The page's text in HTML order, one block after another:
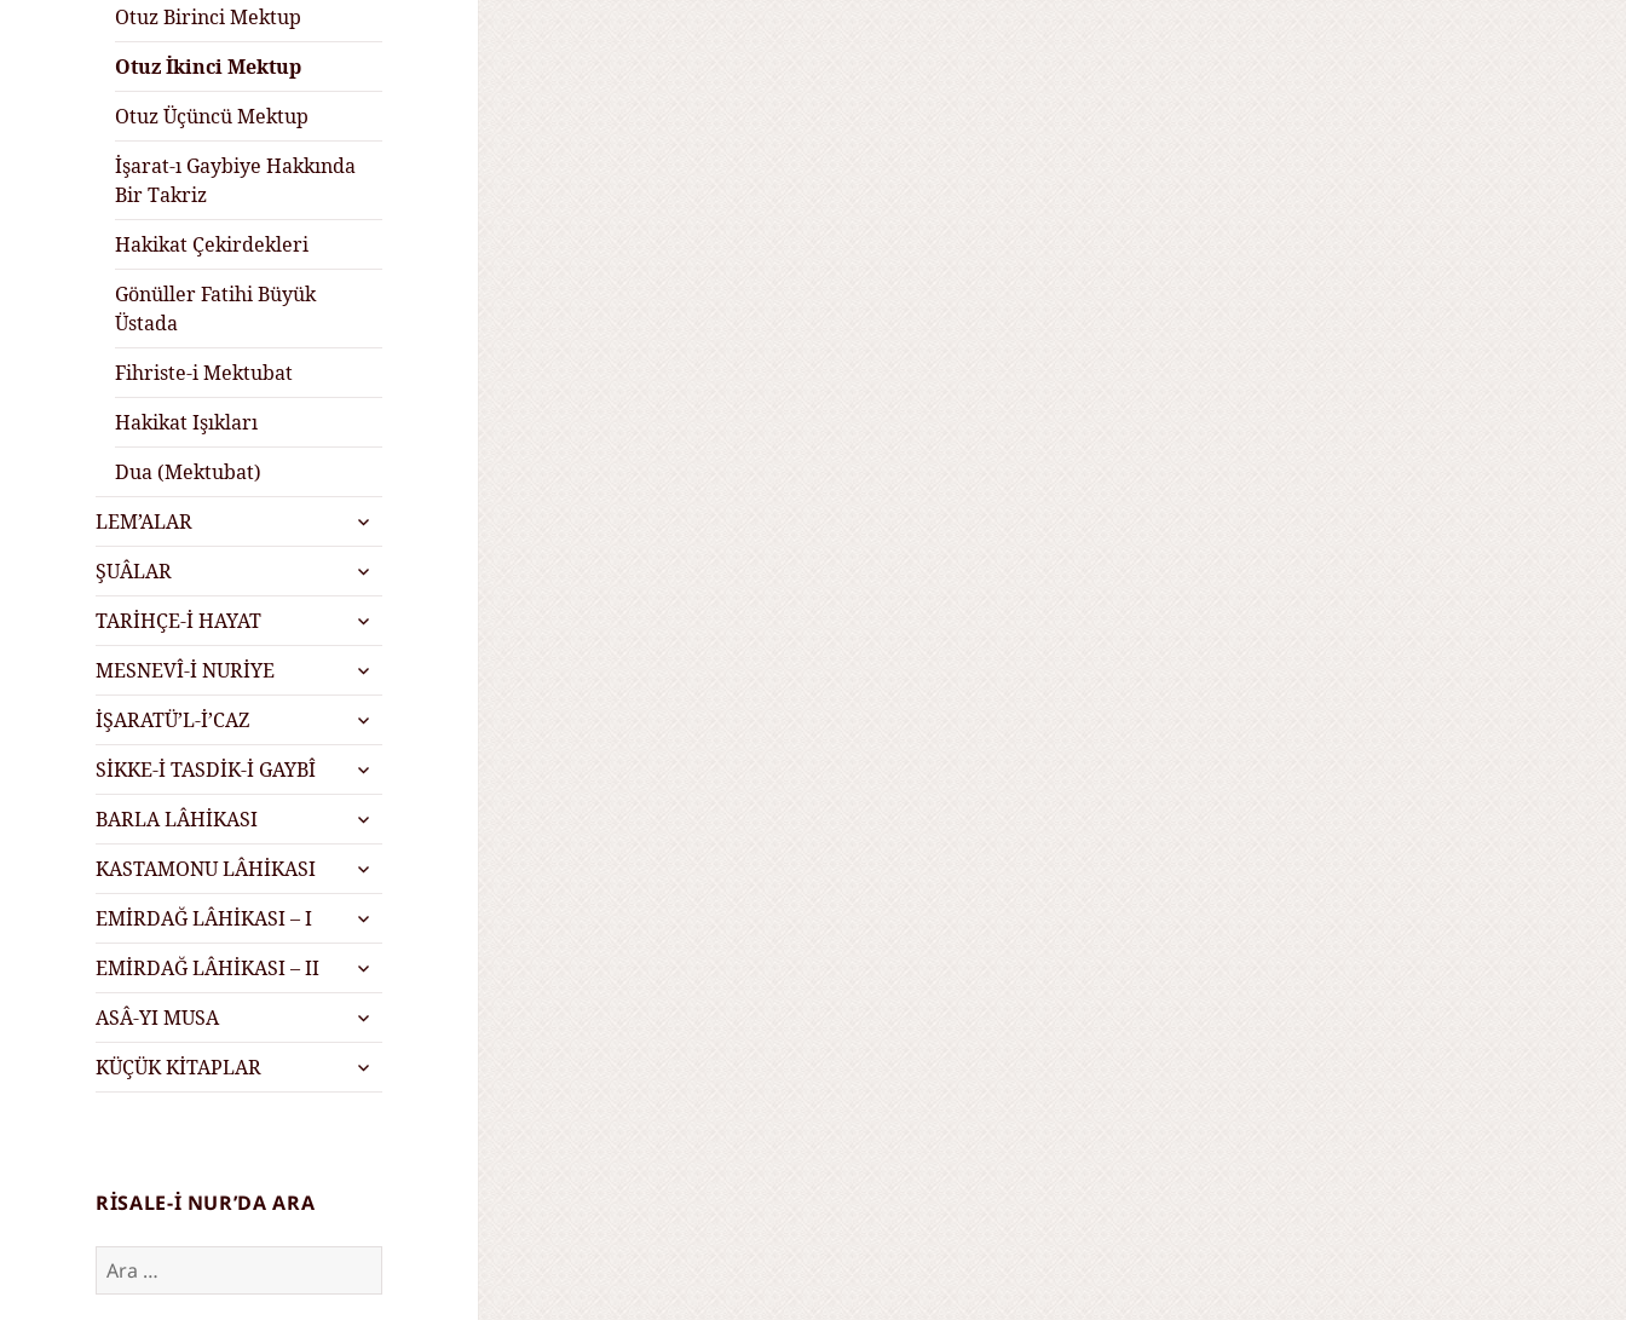
Otuz Birinci Mektup
Otuz İkinci Mektup
Otuz Üçüncü Mektup
İşarat-ı Gaybiye Hakkında
Bir Takriz
Hakikat Çekirdekleri
Gönüller Fatihi Büyük
Üstada
Fihriste-i Mektubat
Hakikat Işıkları
Dua (Mektubat)
LEM’ALAR
alt
menüyü
genişlet
ŞUÂLAR
alt
menüyü
genişlet
TARİHÇE-İ HAYAT
alt
menüyü
genişlet
MESNEVÎ-İ NURİYE
alt
menüyü
genişlet
İŞARATÜ’L-İ’CAZ
alt
menüyü
genişlet
SİKKE-İ TASDİK-İ GAYBÎ
alt
menüyü
genişlet
BARLA LÂHİKASI
alt
menüyü
genişlet
KASTAMONU LÂHİKASI
alt
menüyü
genişlet
EMİRDAĞ LÂHİKASI – I
alt
menüyü
genişlet
EMİRDAĞ LÂHİKASI – II
alt
menüyü
genişlet
ASÂ-YI MUSA
alt
menüyü
genişlet
KÜÇÜK KİTAPLAR
alt
menüyü
RISALE-I NUR’DA ARA
Arama: